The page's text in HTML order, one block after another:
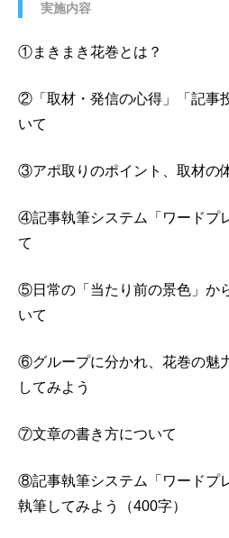
実施内容
①まきまき花巻とは？
②「取材・発信の心得」「記事
いて
③アポ取りのポイント、取材の
④記事執筆システム「ワードプ
て
⑤日常の「当たり前の景色」か
いて
⑥グループに分かれ、花巻の魅
してみよう
⑦文章の書き方について
⑧記事執筆システム「ワードプ
執筆してみよう（400字）